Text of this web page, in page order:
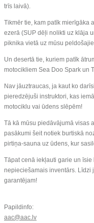
trīs laivā).
Tikmēr tie, kam patīk mierīgāka
ezerā (SUP dēļi nolikti uz klāja
piknika vietā uz mūsu
Un desertā tie, kuriem patīk
motocikliem Sea Doo Spark un
Nav jāuztraucas, ja kaut ko
pieredzējuši instruktori, kas
motociklu vai ūdens slēpēm!
Tā kā mūsu piedāvājumā visas
pasākumi šeit notiek burtiskā
pirtiņa-sauna uz ūdens, kur
Tāpat cenā iekļauti garie un
nepieciešamais inventārs. Līdzi
garantējam!
Papildinfo:
aac@aac.lv